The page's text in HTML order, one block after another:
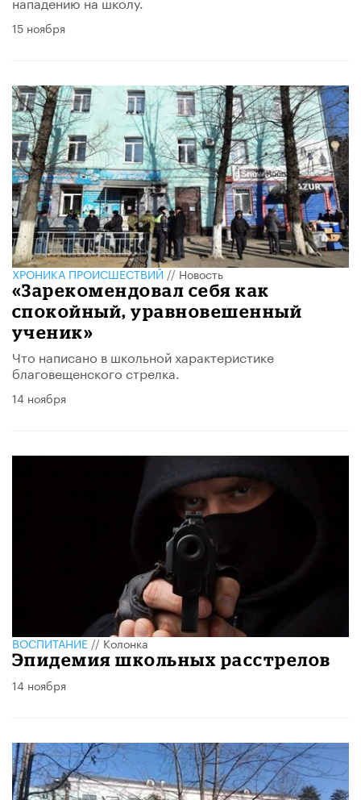
15 ноября
ХРОНИКА ПРОИСШЕСТВИЙ//Новость
«Зарекомендовал себя как
спокойный, уравновешенный
ученик»
Что написано в школьной характеристике
благовещенского стрелка.
14 ноября
ВОСПИТАНИЕ//Колонка
Эпидемия школьных расстрелов
14 ноября